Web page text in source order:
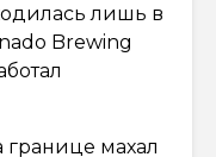
лишь в
Brewing
махал